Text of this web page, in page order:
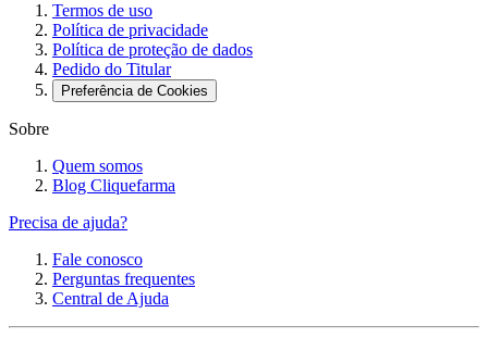
Termos de uso
Política de privacidade
Política de proteção de dados
Pedido do Titular
Preferência de Cookies
Sobre
Quem somos
Blog Cliquefarma
Precisa de ajuda?
Fale conosco
Perguntas frequentes
Central de Ajuda